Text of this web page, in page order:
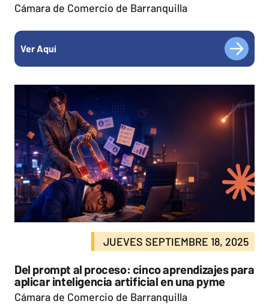
Cámara de Comercio de Barranquilla
Ver Aquí
JUEVES SEPTIEMBRE 18, 2025
Del prompt al proceso: cinco aprendizajes para
aplicar inteligencia artificial en una pyme
Cámara de Comercio de Barranquilla